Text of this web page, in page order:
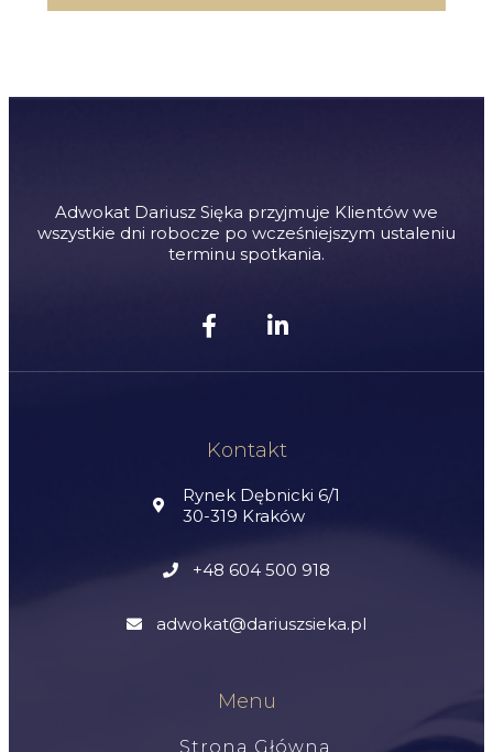
Adwokat Dariusz Sięka przyjmuje Klientów we
wszystkie dni robocze po wcześniejszym ustaleniu
terminu spotkania.
Kontakt
Rynek Dębnicki 6/1
30-319 Kraków
+48 604 500 918
adwokat@dariuszsieka.pl
Menu
Strona Główna